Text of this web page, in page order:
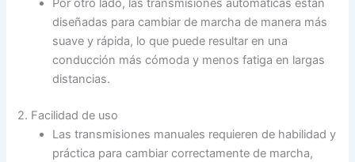
Por otro lado, las transmisiones automáticas están
diseñadas para cambiar de marcha de manera más
suave y rápida, lo que puede resultar en una
conducción más cómoda y menos fatiga en largas
distancias.
2. Facilidad de uso
Las transmisiones manuales requieren de habilidad y
práctica para cambiar correctamente de marcha,